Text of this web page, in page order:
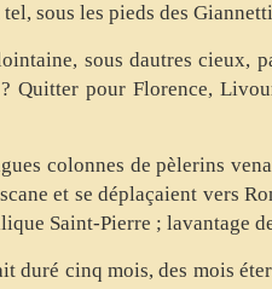
sous les pieds des
sous dautres
? Quitter pour Florence,
colonnes de pèlerins
et se déplaçaient vers
Saint-Pierre ; lavantage
duré cinq mois, des mois